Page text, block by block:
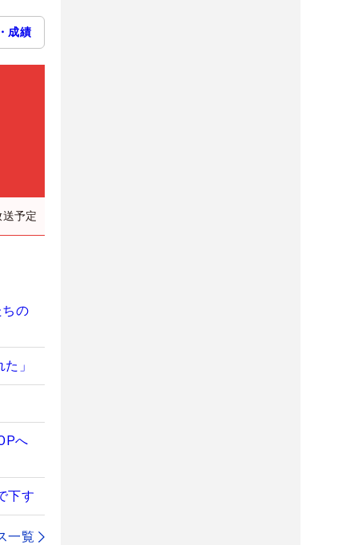
成績
予定
の
」
へ
下す
一覧